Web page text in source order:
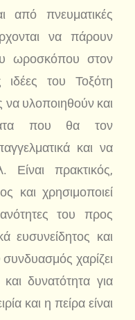
από πνευματικές
να πάρουν
ωροσκόπου στον
του Τοξότη
υλοποιηθούν και
που θα τον
και να
Είναι πρακτικός,
και χρησιμοποιεί
του προς
ευσυνείδητος και
χαρίζει
δυνατότητα για
και η πείρα είναι